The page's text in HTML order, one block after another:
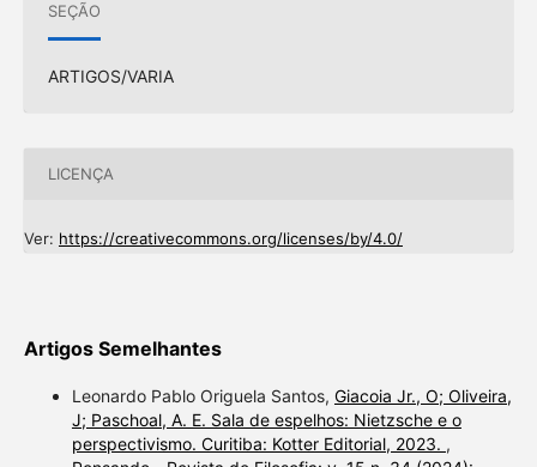
SEÇÃO
ARTIGOS/VARIA
LICENÇA
Ver: https://creativecommons.org/licenses/by/4.0/
Artigos Semelhantes
Leonardo Pablo Origuela Santos, Giacoia Jr., O; Oliveira,
J; Paschoal, A. E. Sala de espelhos: Nietzsche e o
perspectivismo. Curitiba: Kotter Editorial, 2023. ,